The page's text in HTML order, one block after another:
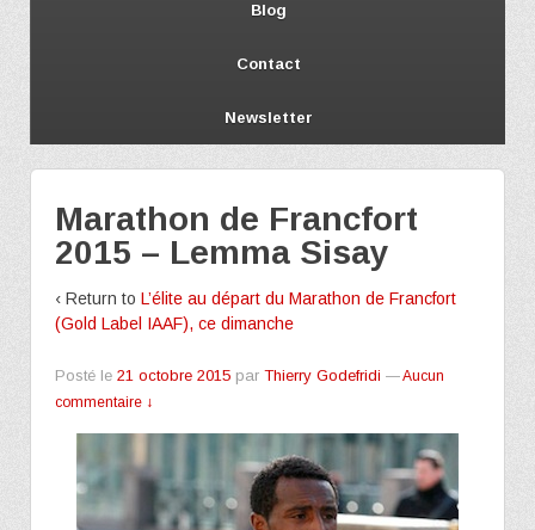
Blog
Contact
Newsletter
Marathon de Francfort
2015 – Lemma Sisay
‹ Return to L’élite au départ du Marathon de Francfort
(Gold Label IAAF), ce dimanche
Posté le 21 octobre 2015 par Thierry Godefridi —Aucun
commentaire ↓